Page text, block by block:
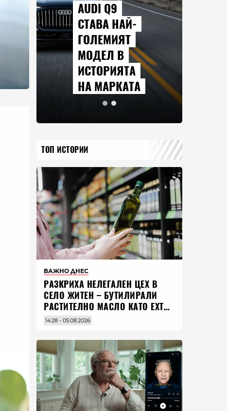
AUDI Q9
СТАВА НАЙ-
ГОЛЕМИЯТ
МОДЕЛ В
ИСТОРИЯТА
НА МАРКАТА
ТОП ИСТОРИИ
ВАЖНО ДНЕС
РАЗКРИХА НЕЛЕГАЛЕН ЦЕХ В
СЕЛО ЖИТЕН – БУТИЛИРАЛИ
РАСТИТЕЛНО МАСЛО КАТО EXTRA
VIRGIN ЗЕХТИН
14:28 - 05.08.2026